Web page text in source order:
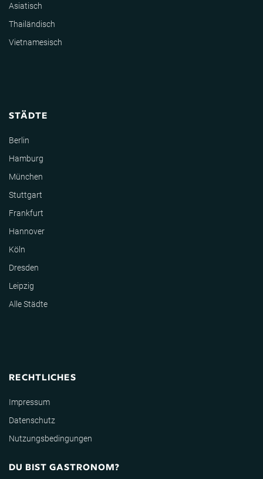
Asiatisch
Thailändisch
Vietnamesisch
STÄDTE
Berlin
Hamburg
München
Stuttgart
Frankfurt
Hannover
Köln
Dresden
Leipzig
Alle Städte
RECHTLICHES
Impressum
Datenschutz
Nutzungsbedingungen
DU BIST GASTRONOM?